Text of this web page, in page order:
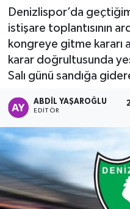
Denizlispor’da
istişare toplantısının
kongreye gitme kararı
karar doğrultusunda
Salı günü sandığa
ABDIL YAŞAROĞLU
EDITÖR
EKONOMİ
KÜLTÜR SANAT
SPOR
ÖZEL HABER
DTO
Tüm Manşetler
Son Dakika Haberleri
Haber Arşivi